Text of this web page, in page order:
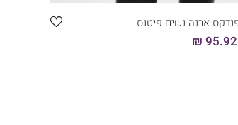
ארנה נשים פיטנס
95.92 ₪